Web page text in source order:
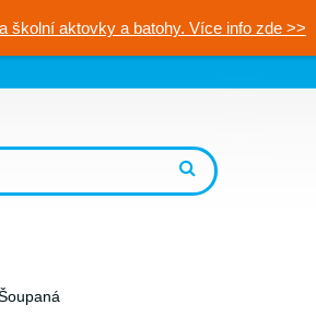
školní aktovky a batohy. Více info zde >>